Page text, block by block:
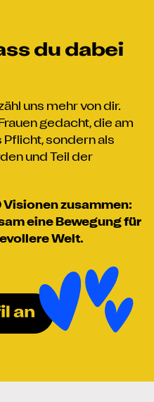
du dabei
uns mehr von dir.
gedacht, die am
Pflicht, sondern als
und Teil der
zusammen:
eine Bewegung für
Welt.